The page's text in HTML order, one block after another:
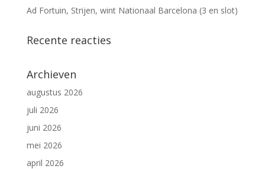
Ad Fortuin, Strijen, wint Nationaal Barcelona (3 en slot)
Recente reacties
Archieven
augustus 2026
juli 2026
juni 2026
mei 2026
april 2026